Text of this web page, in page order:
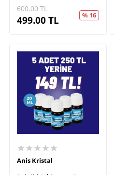
600.00TL
499.00TL % 16
★★★★★
Anis Kristal